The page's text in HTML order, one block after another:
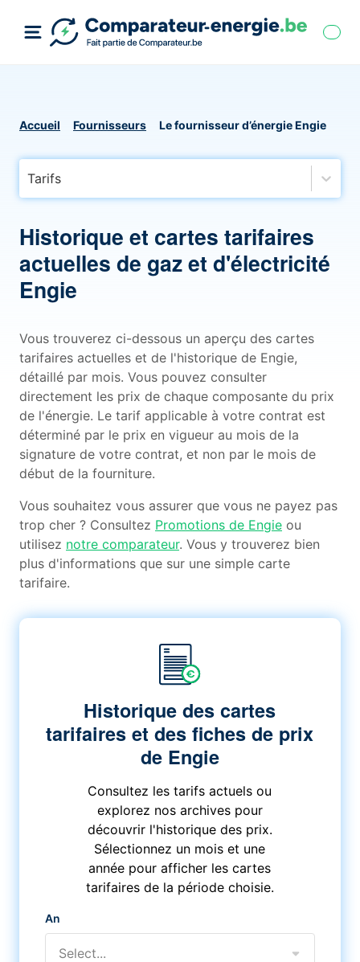
Accueil Fournisseurs Le fournisseur d’énergie Engie
Tarifs
Historique et cartes tarifaires
actuelles de gaz et d'électricité
Engie
Vous trouverez ci-dessous un aperçu des cartes
tarifaires actuelles et de l'historique de Engie,
détaillé par mois. Vous pouvez consulter
directement les prix de chaque composante du prix
de l'énergie. Le tarif applicable à votre contrat est
déterminé par le prix en vigueur au mois de la
signature de votre contrat, et non par le mois de
début de la fourniture.
Vous souhaitez vous assurer que vous ne payez pas
trop cher ? Consultez Promotions de Engie ou
utilisez notre comparateur. Vous y trouverez bien
plus d'informations que sur une simple carte
tarifaire.
Historique des cartes
tarifaires et des fiches de prix
de Engie
Consultez les tarifs actuels ou
explorez nos archives pour
découvrir l'historique des prix.
Sélectionnez un mois et une
année pour afficher les cartes
tarifaires de la période choisie.
An
Select...